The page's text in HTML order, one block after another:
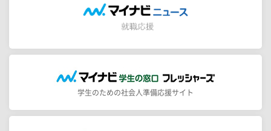
学生のための社会人準備応援サイト